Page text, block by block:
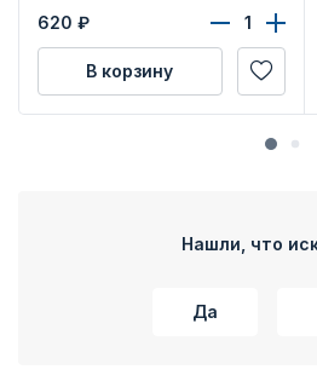
620 ₽
В корзину
Нашли, что
Да